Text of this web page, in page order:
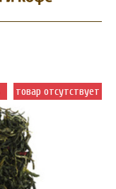
товар отсутствует